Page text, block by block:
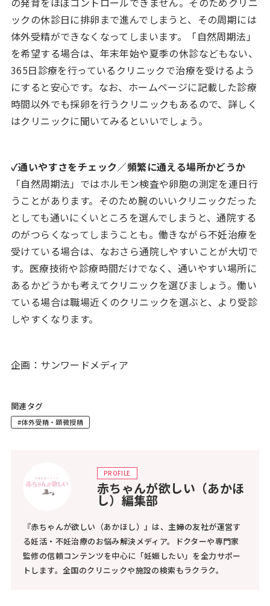
ックの休診日に排卵まで進んでしまうと、その周期には
体外受精ができなくなってしまいます。「自然周期法」
を希望する場合は、年末年始や夏季の休診などもない、
365日診療を行っているクリニックで治療を受けるよう
にすると安心です。なお、ホームページに記載した診療
時間以外でも採卵を行うクリニックもあるので、詳しく
はクリニックに聞いてみるといいでしょう。
✓通いやすさをチェック／頻繁に通える場所かどうか
「自然周期法」ではホルモン検査や卵胞の測定を連日行
うことがあります。そのため腕のいいクリニックだった
としても通いにくいところを選んでしまうと、通院する
のがつらくなってしまうことも。働きながら不妊治療を
受けている場合は、なおさら通院しやすいことが大切で
す。医療技術や診療時間だけでなく、通いやすい場所に
あるかどうかも考えてクリニックを選びましょう。働い
ている場合は職場近くのクリニックを選ぶと、より受診
しやすくなります。
企画：サンワードメディア
関連タグ
#体外受精・顕微授精
PROFILE
赤ちゃんが欲しい（あかほ
し）編集部
『赤ちゃんが欲しい（あかほし）』は、主婦の友社が運営す
る妊活・不妊治療のお悩み解決メディア。ドクターや専門家
監修の信頼コンテンツを中心に「妊娠したい」を全力サポー
トします。全国のクリニックや施設の検索もラクラク。